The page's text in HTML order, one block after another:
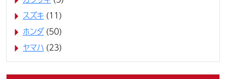
スズキ (11)
ホンダ (50)
ヤマハ (23)